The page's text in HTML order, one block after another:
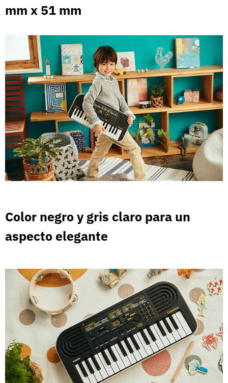
mm x 51 mm
Color negro y gris claro para un
aspecto elegante